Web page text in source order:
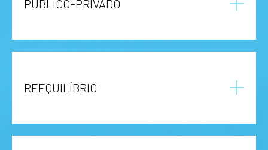
PÚBLICO-PRIVADO
REEQUILÍBRIO